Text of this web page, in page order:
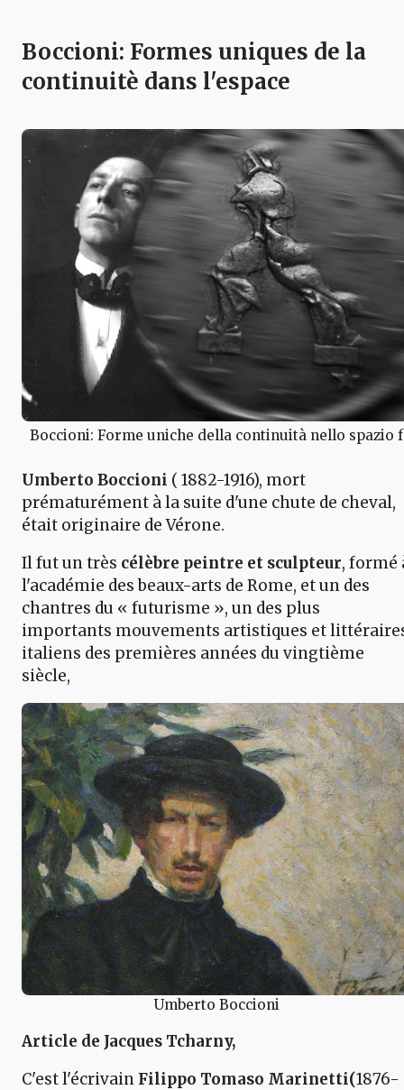
Boccioni: Formes uniques de la
continuitè dans l'espace
Boccioni: Forme uniche della continuità nello spazio f
Umberto Boccioni ( 1882-1916), mort
prématurément à la suite d'une chute de cheval,
était originaire de Vérone.
Il fut un très célèbre peintre et sculpteur, formé
l'académie des beaux-arts de Rome, et un des
chantres du « futurisme », un des plus
importants mouvements artistiques et
italiens des premières années du vingtième
siècle,
Umberto Boccioni
Article de Jacques Tcharny,
C'est l'écrivain Filippo Tomaso Marinetti(1876-